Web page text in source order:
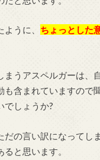
うに、 ちょっとした
まうアスペルガーは、
も含まれていますので
でしょうか?
だの言い訳になってし
と思います。